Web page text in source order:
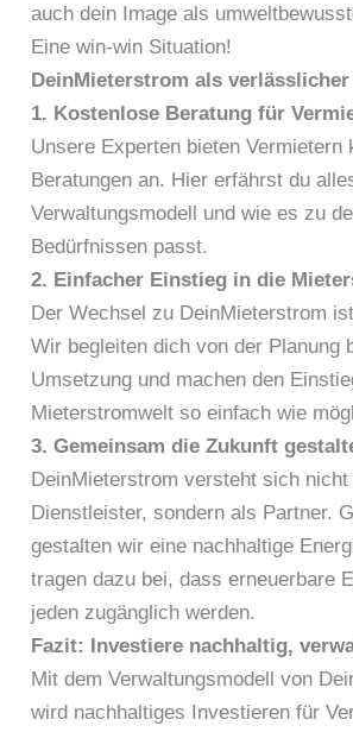
auch dein Image als
Eine win-win Situation!
DeinMieterstrom als
1. Kostenlose Beratung für
Unsere Experten bieten Vermietern
Beratungen an. Hier erfährst du
Verwaltungsmodell und wie es zu
Bedürfnissen passt.
2. Einfacher Einstieg in die
Der Wechsel zu DeinMieterstrom
Wir begleiten dich von der Planung
Umsetzung und machen den
Mieterstromwelt so einfach wie
3. Gemeinsam die Zukunft
DeinMieterstrom versteht sich nicht
Dienstleister, sondern als Partner.
gestalten wir eine nachhaltige
tragen dazu bei, dass erneuerbare
jeden zugänglich werden.
Fazit: Investiere nachhaltig,
Mit dem Verwaltungsmodell von
wird nachhaltiges Investieren für